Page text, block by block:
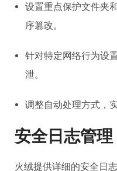
设置重点保护文件夹
序篡改。
针对特定网络行为设
泄。
调整自动处理方式，
安全日志管理
火绒提供详细的安全日